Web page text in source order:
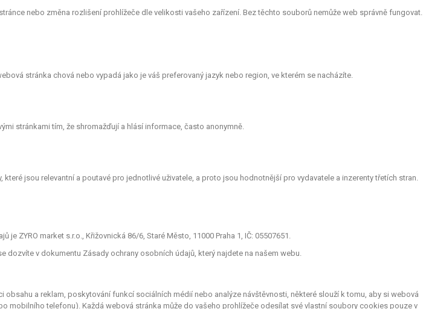
nebo změna rozlišení prohlížeče dle velikosti vašeho zařízení. Bez těchto souborů nemůže web správně fungovat.
stránka chová nebo vypadá jako je váš preferovaný jazyk nebo region, ve kterém se nacházíte.
stránkami tím, že shromažďují a hlásí informace, často anonymně.
jsou relevantní a poutavé pro jednotlivé uživatele, a proto jsou hodnotnější pro vydavatele a inzerenty třetích stran.
market s.r.o., Křižovnická 86/6, Staré Město, 11000 Praha 1, IČ: 05507651.
v dokumentu Zásady ochrany osobních údajů, který najdete na našem webu.
a reklam, poskytování funkcí sociálních médií nebo analýze návštěvnosti, některé slouží k tomu, aby si webová
mobilního telefonu). Každá webová stránka může do vašeho prohlížeče odesílat své vlastní soubory cookies pouze v